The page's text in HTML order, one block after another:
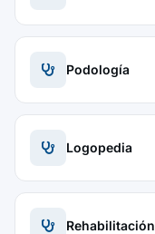
Podología
Logopedia
Rehabilitación